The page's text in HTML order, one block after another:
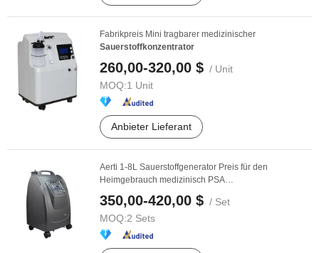
Fabrikpreis Mini tragbarer medizinischer
Sauerstoffkonzentrator
260,00-320,00 $ / Unit
MOQ:1 Unit
Anbieter Lieferant
Aerti 1-8L Sauerstoffgenerator Preis für den
Heimgebrauch medizinisch PSA
350,00-420,00 $ / Set
MOQ:2 Sets